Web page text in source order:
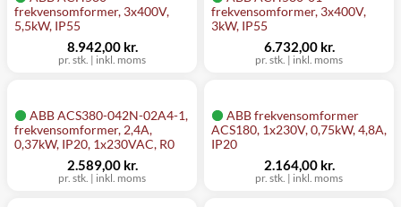
frekvensomformer, 3x400V,
5,5kW, IP55
pr. stk. | inkl. moms
8.942,00 kr.
frekvensomformer, 3x400V,
3kW, IP55
pr. stk. | inkl. moms
6.732,00 kr.
ABB ACS380-042N-02A4-1,
frekvensomformer, 2,4A,
0,37kW, IP20, 1x230VAC, R0
pr. stk. | inkl. moms
2.589,00 kr.
ABB frekvensomformer
ACS180, 1x230V, 0,75kW, 4,8A,
IP20
pr. stk. | inkl. moms
2.164,00 kr.